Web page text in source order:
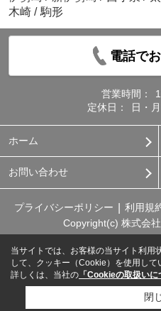
木崎 / 駒形
電話で
営業時間：
定休日：
日・
ホーム
お問い合わせ
プライバシーポリシー 利用規
Copyright(c) 株式会
当サイトでは、お客様の当サイト利用
して、クッキー（Cookie）を使用して
詳しくは、当社の 「Cookieの取扱いに
閉